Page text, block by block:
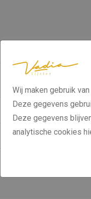
Wij maken gebruik
Deze gegevens
Deze gegevens
analytische cookies